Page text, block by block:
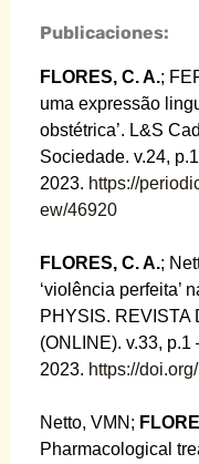
Publicaciones:
FLORES, C. A.;
uma expressão
obstétrica’. L&S
Sociedade. v.24,
2023. https://
ew/46920
FLORES, C. A.;
‘violência perfeita’
PHYSIS. REVISTA
(ONLINE). v.33, p.1
2023. https://
Netto, VMN;
Pharmacological